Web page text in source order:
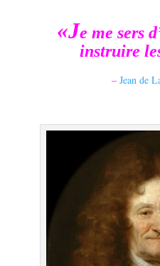
«Je me sers
instruire
– Jean de